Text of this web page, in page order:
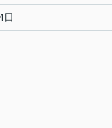
日
べ東隣)